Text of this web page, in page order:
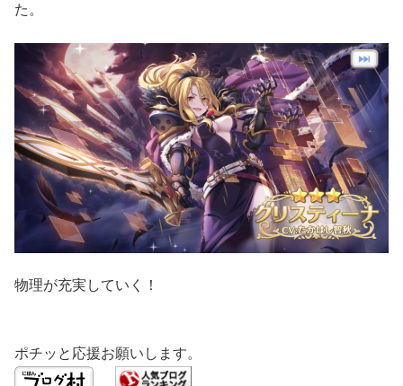
た。
物理が充実していく！
ポチッと応援お願いします。